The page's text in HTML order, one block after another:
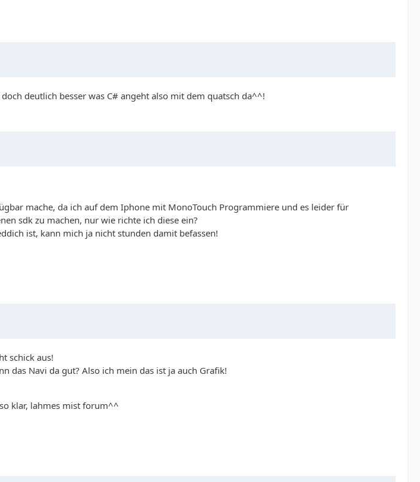
deutlich besser was C# angeht also mit dem quatsch da^^!
mache, da ich auf dem Iphone mit MonoTouch Programmiere und es leider für
sdk zu machen, nur wie richte ich diese ein?
ist, kann mich ja nicht stunden damit befassen!
schick aus!
das Navi da gut? Also ich mein das ist ja auch Grafik!
klar, lahmes mist forum^^